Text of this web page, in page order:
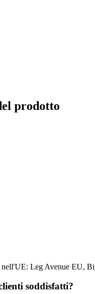
prodotto
nell'UE: Leg Avenue EU,
soddisfatti?